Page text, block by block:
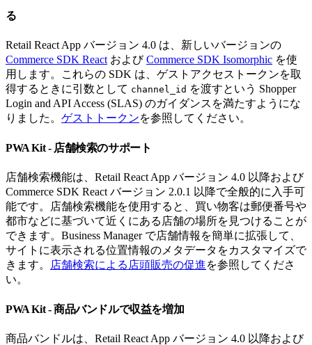
る
Retail React App バージョン 4.0 は、新しいバージョンの
Commerce SDK React およびCommerce SDK Isomorphic を使
用します。これらの SDK は、ゲストアクセストークンを取
得するときに引数として channel_id を渡すという Shopper
Login and API Access (SLAS) のガイダンスを満たすようにな
りました。 ゲストトークンを参照してください。
PWA Kit - 店舗検索のサポート
店舗検索機能は、R​​etail React App バージョン 4.0 以降および
Commerce SDK React バージョン 2.0.1 以降で全般的に入手可
能です。店舗検索機能を使用すると、買い物客は郵便番号や
都市などに基づいて近くにある店舗の場所を見つけることが
できます。Business Manager で店舗情報を簡単に拡張して、
サイトに表示される位置情報のメタデータをカスタマイズで
きます。
店舗検索による店頭販売の促進を参照してくださ
い。
PWA Kit - 商品バンドルで収益を増加
商品バンドルは、R​​etail React App バージョン 4.0 以降および